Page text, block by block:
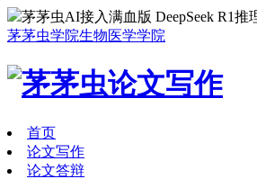
茅茅虫AI接入满血版 DeepSeek R1推
茅茅虫学院生物医学学院
首页
论文写作
论文答辩